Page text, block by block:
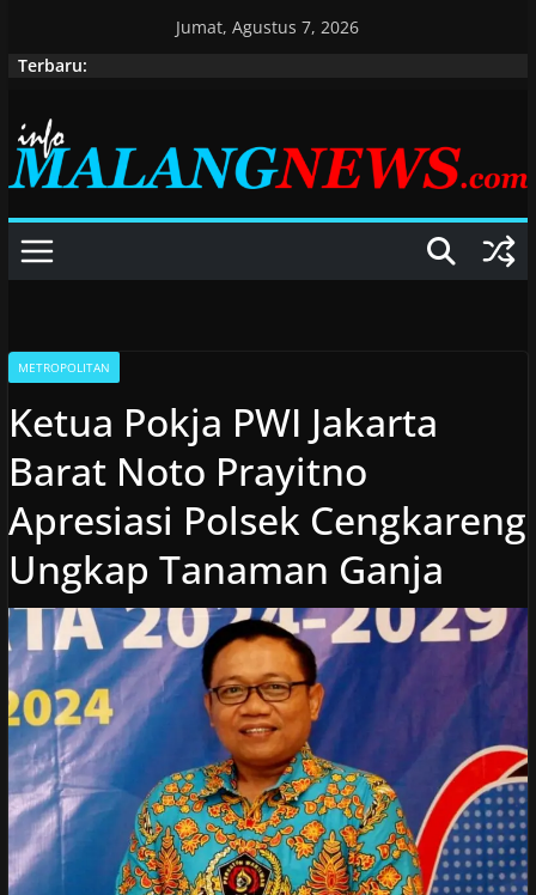
Jumat, Agustus 7, 2026
Terbaru:
METROPOLITAN
Ketua Pokja PWI Jakarta
Barat Noto Prayitno
Apresiasi Polsek Cengkareng
Ungkap Tanaman Ganja